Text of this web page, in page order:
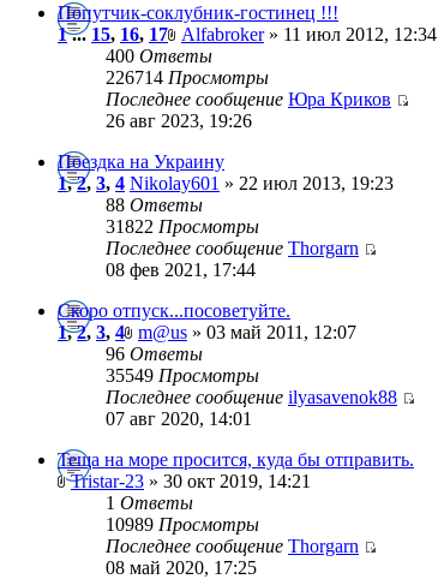
Попутчик-соклубник-гостинец !!!
1...15, 16, 17 Alfabroker» 11 июл 2012, 12:34
400 Ответы
226714 Просмотры
Последнее сообщение Юра Криков
26 авг 2023, 19:26
Поездка на Украину
1,2, 3, 4 Nikolay601 » 22 июл 2013, 19:23
88 Ответы
31822 Просмотры
Последнее сообщение Thorgarn
08 фев 2021, 17:44
Скоро отпуск...посоветуйте.
1,2, 3, 4 m@us » 03 май 2011, 12:07
96 Ответы
35549 Просмотры
Последнее сообщение ilyasavenok88
07 авг 2020, 14:01
Теща на море просится, куда бы отправить.
Tristar-23 » 30 окт 2019, 14:21
1 Ответы
10989 Просмотры
Последнее сообщение Thorgarn
08 май 2020, 17:25